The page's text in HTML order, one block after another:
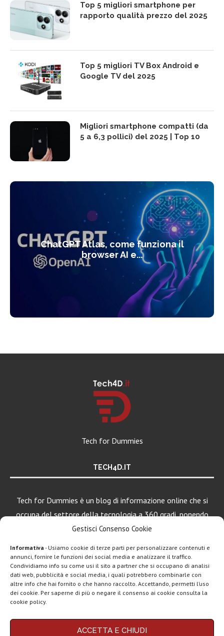
Gestisci Consenso Cookie
Informativa - Usiamo cookie di terze parti per personalizzare contenuti e
annunci, fornire le funzioni dei social media e analizzare il traffico.
Condividiamo info su come usi il sito a partner che si occupano di analisi
dati web, pubblicità e social media, i quali potrebbero combinarle con
altre info che hai fornito o che hanno raccolto. Accettando, permetti l’uso
dei cookie. Per saperne di più o negare il consenso ai cookie consulta la
cookie policy.
ACCETTA E CHIUDI
Top 5 migliori smartphone per
rapporto qualità prezzo del 2025
Top 5 migliori TV Box Android e
Google TV del 2025
Migliori smartphone compatti (da
5 a 6,3 pollici) del 2025 | Top 10
ChatGPT Atlas, come funziona il
browser AI e...
Tech for Dummies
TECH4D.IT
Tech for Dummies è un blog di informazione online che si
occupa del settore della tecnologia a 360 gradi, ponendo
una particolare attenzione al mondo Android, Apple e
Chi siamo Contatti Disclaimer Privacy policy
LEGGI ANCHE